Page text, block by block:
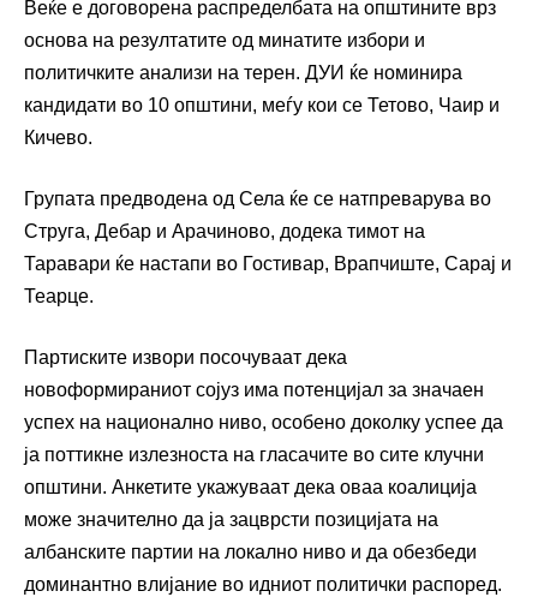
Веќе е договорена распределбата на општините врз
основа на резултатите од минатите избори и
политичките анализи на терен. ДУИ ќе номинира
кандидати во 10 општини, меѓу кои се Тетово, Чаир и
Кичево.
Групата предводена од Села ќе се натпреварува во
Струга, Дебар и Арачиново, додека тимот на
Таравари ќе настапи во Гостивар, Врапчиште, Сарај и
Теарце.
Партиските извори посочуваат дека
новоформираниот сојуз има потенцијал за значаен
успех на национално ниво, особено доколку успее да
ја поттикне излезноста на гласачите во сите клучни
општини. Анкетите укажуваат дека оваа коалиција
може значително да ја зацврсти позицијата на
албанските партии на локално ниво и да обезбеди
доминантно влијание во идниот политички распоред.